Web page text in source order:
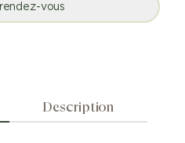
vous
Description